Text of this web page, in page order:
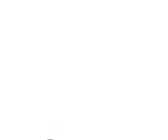
根據世界衞生組織估
錯產生大量不必要的
心、肺和血管等。目